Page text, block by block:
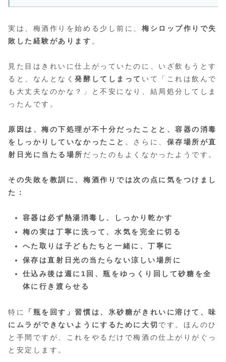
実は、梅酒作りを始める少し前に、 梅シロップ作りで失
敗した経験があります 。
見た目はきれいに仕上がっていたのに、いざ飲もうとす
ると、なんとなく発酵してしまって いて「これは飲んで
も大丈夫なのかな？」と不安になり、結局処分してしま
ったんです。
原因は、梅の下処理が不十分だったことと、容器の消毒
をしっかりしていなかったこと 。さらに、 保存場所が直
射日光に当たる場所 だったのもよくなかったようです。
その失敗を教訓に、梅酒作りでは次の点に気をつけまし
た：
容器は必ず熱湯消毒し、しっかり乾かす
梅の実は丁寧に洗って、水気を完全に切る
へた取りは子どもたちと一緒に、丁寧に
保存は直射日光の当たらない涼しい場所に
仕込み後は週に1回、瓶をゆっくり回して砂糖を全
体に行き渡らせる
特に
「瓶を回す」習慣は、氷砂糖がきれいに溶けて、味
にムラができないようにするために大切 です。ほんのひ
と手間ですが、これをやるだけで梅酒の仕上がりがぐっ
と安定します。